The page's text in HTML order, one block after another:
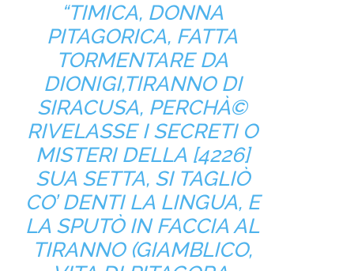
“TIMICA, DONNA
PITAGORICA, FATTA
TORMENTARE DA
DIONIGI,TIRANNO DI
SIRACUSA, PERCHÀ©
RIVELASSE I SECRETI O
MISTERI DELLA [4226]
SUA SETTA, SI TAGLIÒ
CO’ DENTI LA LINGUA, E
LA SPUTÒ IN FACCIA AL
TIRANNO (GIAMBLICO,